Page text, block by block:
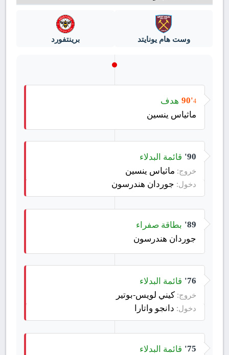
وست هام يونايتد برينتفورد
90'4
هدف
ماثياس ينسين
90' قائمة البدلاء
خروج: ماثياس ينسين
دخول: جوردان هندرسون
89' بطاقة صفراء
جوردان هندرسون
76' قائمة البدلاء
خروج: كيني لويس-بوتير
دخول: دانجو واتارا
75' قائمة البدلاء